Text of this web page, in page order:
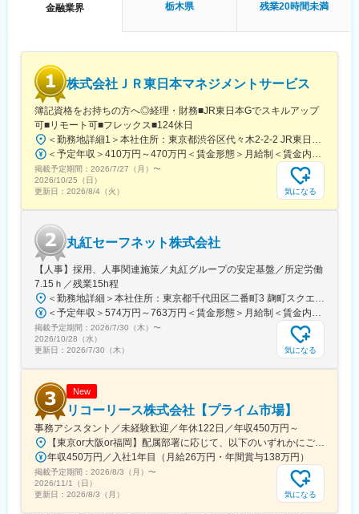
る環境です。
常陽銀行／足利銀行を中心とし、茨城・栃木圏に根ざした幅広い
ビジネス領域を誇る金融グループです。めぶき証券は、お客さま
に『さらに質の高い総合金融サービスを提供する』ため、証券業
務のスペシャリストを多く必要としています。『地域金融に新し
い風を吹き込みたい』という意欲のある方を募集しています。
変更の範囲：会社の定める業務
金融業界 栃木県 残業20時間未満
株式会社ＪＲ東日本マネジメントサービス
簿記資格をお持ちの方へ◎経理・財務■JR東日本Gでスキルアップ
可■リモート可■フレックス■124休日
＜勤務地詳細1＞本社住所：東京都渋谷区代々木2-2-2 JR東日本本社ビル9階受動喫煙対策：屋内全面禁煙＜勤務地詳細2＞東京都内オフィス住所：東京都23区内 受動喫煙対策：屋内全面禁煙変更の範囲：会社の定める事業所（リモートワーク含む）
＜予定年収＞410万円～470万円＜賃金形態＞月給制＜賃金内訳＞月額（基本給）：240,000円～250,000円＜月給＞240,000円～250,000円＜昇給有無＞有＜残業手当＞有＜給与補足＞※想定年収には残業月20Hも含めています■昇給：年1回■賞与：年2回(合計3.0ヶ月程度)※総合職：計6.0ヶ月程度■モデル年収総合職（課長）900万円総合職（マネージャー）630万円総合職（主任）520万円エリア（課員）410万円賃金はあくまでも目安の金額であり、選考を通じて上下する可能性があります。月給(月額)は固定手当を含めた表記です。
掲載予定期間： 2026/7/27（月） 〜
2026/10/25（日）
更新日： 2026/8/4（火） 気になる
丸紅セーフネット株式会社
【人事】採用、人事関連施策／丸紅グループの安定基盤／所定労働
7.15ｈ／残業15h程
＜勤務地詳細＞本社住所：東京都千代田区二番町3 麹町スクエア3F勤務地最寄駅：東京メトロ有楽町線／麹町駅受動喫煙対策：敷地内全面禁煙変更の範囲：会社の定める事業所（リモートワーク含む）
＜予定年収＞574万円～763万円＜賃金形態＞月給制＜賃金内訳＞月額（基本給）：285,000円～379,000円＜月給＞285,000円～379,000円＜昇給有無＞有＜残業手当＞有＜給与補足＞【賞与】（'26年度実績）6.6か月分支給【モデル年収例】622万円 入社5年目 (月給30万9千円＋賞与+月残業15時間)賃金はあくまでも目安の金額であり、選考を通じて上下する可能性があります。月給(月額)は固定手当を含めた表記です。
掲載予定期間： 2026/7/30（木） 〜
2026/10/28（水）
更新日： 2026/7/30（木） 気になる
New
リコーリース株式会社【プライム市場】
事務アシスタント／未経験歓迎／年休122日／年収450万円～
【東京or大阪or福岡】配属部署に応じて、以下のいずれかにご勤務いただきます。初期配属地は、ご希望の地域に配属いたします。■本社東京都港区東新橋1-5-2 汐留シティセンター19F☆JR・地下鉄各線 新橋駅より徒歩1分☆都営地下鉄大江戸線 汐留駅より徒歩1分■豊洲事業所東京都江東区東雲1-7-12 KDX豊洲グランスクエア7F☆東京メトロ有楽町線・ゆりかもめ 豊洲駅 徒歩12分☆りんかい線 東雲駅 徒歩12分※豊洲駅より「KDXグランスクエア行き無料シャトルバス」が運行しています。■関西支社大阪府大阪市北区堂島浜2-2-28 堂島アクシスビル12F☆地下鉄四ツ橋線・西梅田駅より徒歩10分・肥後橋駅 徒歩7分☆JR大阪駅 徒歩15分■九州支社福岡県福岡市博多区博多駅東2-10-35 博多プライムイースト3F☆JR博多駅より徒歩7分※受動喫煙対策有（屋内全面禁煙）
年収450万円／入社1年目（月給26万円・年間賞与138万円）
掲載予定期間： 2026/8/3（月） 〜
2026/11/1（日）
更新日： 2026/8/3（月） 気になる